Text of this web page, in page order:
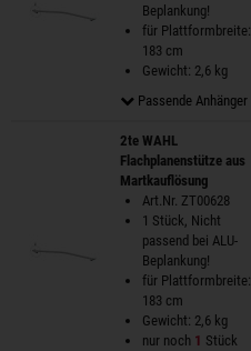
Beplankung!
für Plattformbreite:
183 cm
Gewicht: 2,6 kg
Passende Anhänger
2te WAHL
Flachplanenstütze aus
Martkauflösung
Art.Nr. ZT00628
1 Stück, Nicht
passend bei ALU-
Beplankung!
für Plattformbreite:
183 cm
Gewicht: 2,6 kg
nur noch 1 Stück